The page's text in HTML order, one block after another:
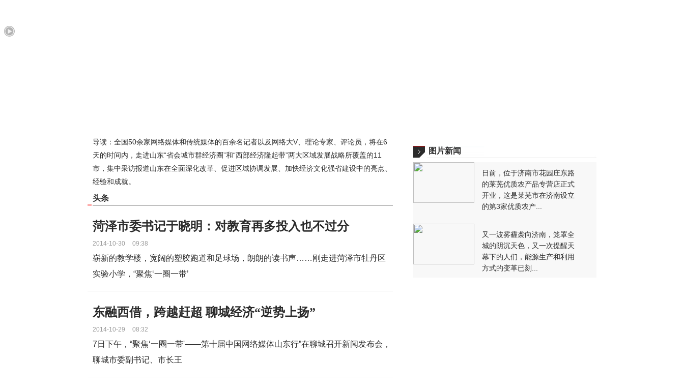
导读：全国50余家网络媒体和传统媒体的百余名记者以及网络大V、理论专家、评论员，将在6
天的时间内，走进山东“省会城市群经济圈”和“西部经济隆起带”两大区域发展战略所覆盖的11
市，集中采访报道山东在全面深化改革、促进区域协调发展、加快经济文化强省建设中的亮点、
经验和成就。
头条
菏泽市委书记于晓明：对教育再多投入也不过分
2014-10-30 09:38
崭新的教学楼，宽阔的塑胶跑道和足球场，朗朗的读书声……刚走进菏泽市牡丹区
实验小学，“聚焦‘一圈一带’
东融西借，跨越赶超 聊城经济“逆势上扬”
2014-10-29 08:32
7日下午，“聚焦‘一圈一带'——第十届中国网络媒体山东行”在聊城召开新闻发布会，
聊城市委副书记、市长王
图片新闻
日前，位于济南市花园庄东路
的莱芜优质农产品专营店正式
开业，这是莱芜市在济南设立
的第3家优质农产...
又一波雾霾袭向济南，笼罩全
城的阴沉天色，又一次提醒天
幕下的人们，能源生产和利用
方式的变革已刻...